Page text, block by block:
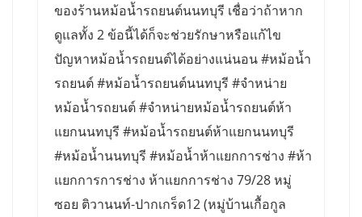
ของร้านหม้อน้ำรถยนต์นนทบุรี เชื่อว่าถ้าหาก
ดูแลทั้ง 2 ข้อนี้ได้ก็จะช่วยรักษาหรือแก้ไข
ปัญหาหม้อน้ำรถยนต์ได้อย่างแน่นอน #หม้อน้ำ
รถยนต์ #หม้อน้ำรถยนต์นนทบุรี #จำหน่าย
หม้อน้ำรถยนต์ #จำหน่ายหม้อน้ำรถยนต์ห้า
แยกนนทบุรี #หม้อน้ำรถยนต์ห้าแยกนนทบุรี
#หม้อน้ำนนทบุรี #หม้อน้ำห้าแยกการช่าง #ห้า
แยกการการช่าง ห้าแยกการช่าง 79/28 หมู่
ซอย ติวานนท์-ปากเกร็ด12 (หมู่บ้านเกื้อกูล